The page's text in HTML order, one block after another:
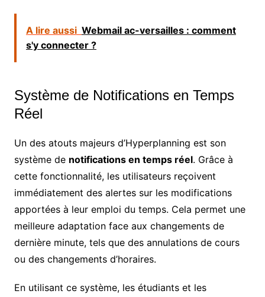
A lire aussi Webmail ac-versailles : comment
s'y connecter ?
Système de Notifications en Temps
Réel
Un des atouts majeurs d’Hyperplanning est son
système de notifications en temps réel. Grâce à
cette fonctionnalité, les utilisateurs reçoivent
immédiatement des alertes sur les modifications
apportées à leur emploi du temps. Cela permet une
meilleure adaptation face aux changements de
dernière minute, tels que des annulations de cours
ou des changements d’horaires.
En utilisant ce système, les étudiants et les